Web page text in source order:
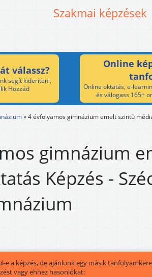
Szakmai képzések
válassz?
segít kideríteni,
Hozzád
Online
Online oktatás, e-
és válogass 165+
»4 évfolyamos gimnázium emelt szintű
gimnázium
Képzés -
e a képzés, de ajánlunk egy másik
vagy ehhez hasonlókat: